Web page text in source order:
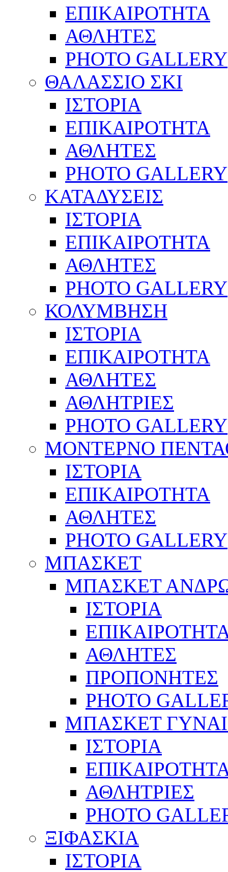
ΕΠΙΚΑΙΡΟΤΗΤΑ
ΑΘΛΗΤΕΣ
PHOTO GALLERY
ΘΑΛΑΣΣΙΟ ΣΚΙ
ΙΣΤΟΡΙΑ
ΕΠΙΚΑΙΡΟΤΗΤΑ
ΑΘΛΗΤΕΣ
PHOTO GALLERY
ΚΑΤΑΔΥΣΕΙΣ
ΙΣΤΟΡΙΑ
ΕΠΙΚΑΙΡΟΤΗΤΑ
ΑΘΛΗΤΕΣ
PHOTO GALLERY
ΚΟΛΥΜΒΗΣΗ
ΙΣΤΟΡΙΑ
ΕΠΙΚΑΙΡΟΤΗΤΑ
ΑΘΛΗΤΕΣ
ΑΘΛΗΤΡΙΕΣ
PHOTO GALLERY
ΜΟΝΤΕΡΝΟ
ΙΣΤΟΡΙΑ
ΕΠΙΚΑΙΡΟΤΗΤΑ
ΑΘΛΗΤΕΣ
PHOTO GALLERY
ΜΠΑΣΚΕΤ
ΜΠΑΣΚΕΤ
ΙΣΤΟΡΙΑ
ΑΘΛΗΤΕΣ
ΠΡΟΠΟΝΗΤΕΣ
PHOTO
ΜΠΑΣΚΕΤ
ΙΣΤΟΡΙΑ
ΑΘΛΗΤΡΙΕΣ
PHOTO
ΞΙΦΑΣΚΙΑ
ΙΣΤΟΡΙΑ